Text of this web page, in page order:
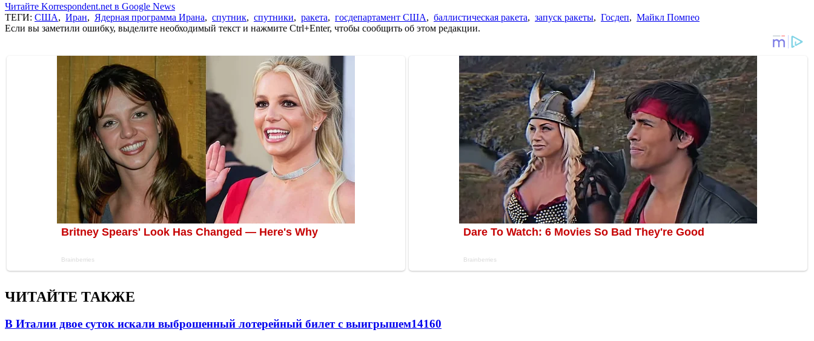
Читайте Korrespondent.net в Google News
ТЕГИ: США, Иран, Ядерная программа Ирана, спутник, спутники, ракета, госдепартамент США, баллистическая ракета, запуск ракеты, Госдеп, Майкл Помпео
Если вы заметили ошибку, выделите необходимый текст и нажмите Ctrl+Enter, чтобы сообщить об этом редакции.
ЧИТАЙТЕ ТАКЖЕ
В Италии двое суток искали выброшенный лотерейный билет с выигрышем14160